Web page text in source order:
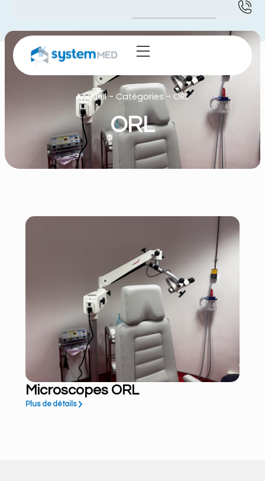
Accueil-Catégories- ORL
ORL
Microscopes ORL
Plus de détails